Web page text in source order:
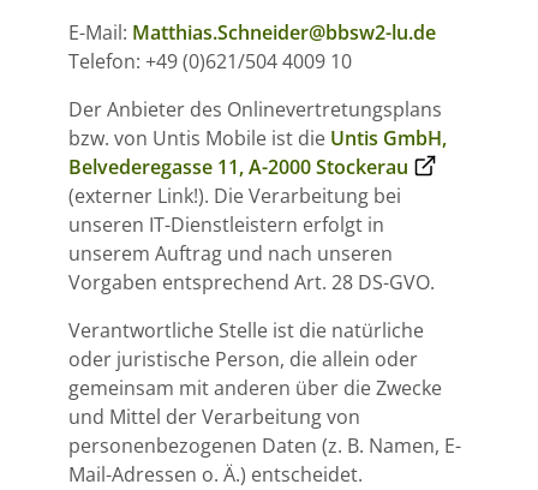
E-Mail: Matthias.Schneider@bbsw2-lu.de
Telefon: +49 (0)621/504 4009 10
Der Anbieter des Onlinevertretungsplans
bzw. von Untis Mobile ist die Untis GmbH,
Belvederegasse 11, A-2000 Stockerau
(externer Link!). Die Verarbeitung bei
unseren IT-Dienstleistern erfolgt in
unserem Auftrag und nach unseren
Vorgaben entsprechend Art. 28 DS-GVO.
Verantwortliche Stelle ist die natürliche
oder juristische Person, die allein oder
gemeinsam mit anderen über die Zwecke
und Mittel der Verarbeitung von
personenbezogenen Daten (z. B. Namen, E-
Mail-Adressen o. Ä.) entscheidet.